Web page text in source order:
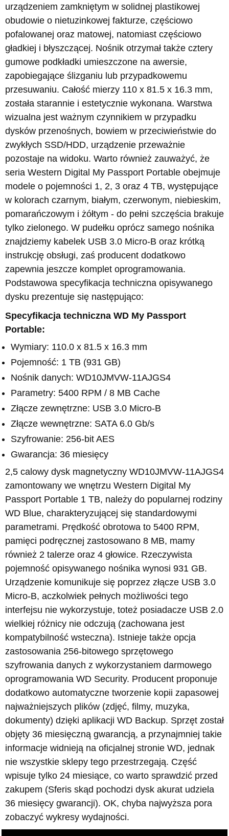
urządzeniem zamkniętym w solidnej plastikowej
obudowie o nietuzinkowej fakturze, częściowo
pofalowanej oraz matowej, natomiast częściowo
gładkiej i błyszczącej. Nośnik otrzymał także cztery
gumowe podkładki umieszczone na awersie,
zapobiegające ślizganiu lub przypadkowemu
przesuwaniu. Całość mierzy 110 x 81.5 x 16.3 mm,
została starannie i estetycznie wykonana. Warstwa
wizualna jest ważnym czynnikiem w przypadku
dysków przenośnych, bowiem w przeciwieństwie do
zwykłych SSD/HDD, urządzenie przeważnie
pozostaje na widoku. Warto również zauważyć, że
seria Western Digital My Passport Portable obejmuje
modele o pojemności 1, 2, 3 oraz 4 TB, występujące
w kolorach czarnym, białym, czerwonym, niebieskim,
pomarańczowym i żółtym - do pełni szczęścia brakuje
tylko zielonego. W pudełku oprócz samego nośnika
znajdziemy kabelek USB 3.0 Micro-B oraz krótką
instrukcję obsługi, zaś producent dodatkowo
zapewnia jeszcze komplet oprogramowania.
Podstawowa specyfikacja techniczna opisywanego
dysku prezentuje się następująco:
Specyfikacja techniczna WD My Passport
Portable:
Wymiary: 110.0 x 81.5 x 16.3 mm
Pojemność: 1 TB (931 GB)
Nośnik danych: WD10JMVW-11AJGS4
Parametry: 5400 RPM / 8 MB Cache
Złącze zewnętrzne: USB 3.0 Micro-B
Złącze wewnętrzne: SATA 6.0 Gb/s
Szyfrowanie: 256-bit AES
Gwarancja: 36 miesięcy
2,5 calowy dysk magnetyczny WD10JMVW-11AJGS4
zamontowany we wnętrzu Western Digital My
Passport Portable 1 TB, należy do popularnej rodziny
WD Blue, charakteryzującej się standardowymi
parametrami. Prędkość obrotowa to 5400 RPM,
pamięci podręcznej zastosowano 8 MB, mamy
również 2 talerze oraz 4 głowice. Rzeczywista
pojemność opisywanego nośnika wynosi 931 GB.
Urządzenie komunikuje się poprzez złącze USB 3.0
Micro-B, aczkolwiek pełnych możliwości tego
interfejsu nie wykorzystuje, toteż posiadacze USB 2.0
wielkiej różnicy nie odczują (zachowana jest
kompatybilność wsteczna). Istnieje także opcja
zastosowania 256-bitowego sprzętowego
szyfrowania danych z wykorzystaniem darmowego
oprogramowania WD Security. Producent proponuje
dodatkowo automatyczne tworzenie kopii zapasowej
najważniejszych plików (zdjęć, filmy, muzyka,
dokumenty) dzięki aplikacji WD Backup. Sprzęt został
objęty 36 miesięczną gwarancją, a przynajmniej takie
informacje widnieją na oficjalnej stronie WD, jednak
nie wszystkie sklepy tego przestrzegają. Część
wpisuje tylko 24 miesiące, co warto sprawdzić przed
zakupem (Sferis skąd pochodzi dysk akurat udziela
36 miesięcy gwarancji). OK, chyba najwyższa pora
zobaczyć wykresy wydajności.